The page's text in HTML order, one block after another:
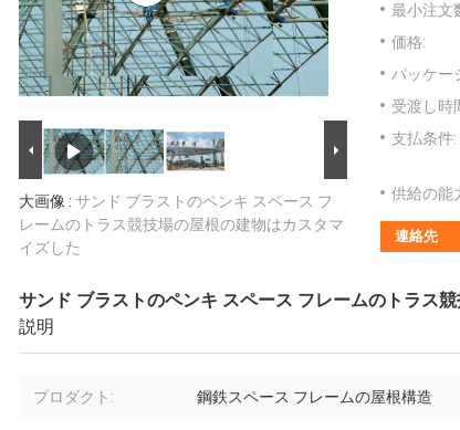
大画像 : サンド ブラストのペンキ スペース フ
レームのトラス競技場の屋根の建物はカスタマ
イズした
最小注文
価格:
パッケー
受渡し時
支払条件:
供給の能
連絡先
サンド ブラストのペンキ スペース フレームのトラス
説明
プロダクト: 鋼鉄スペース フレームの屋根構造